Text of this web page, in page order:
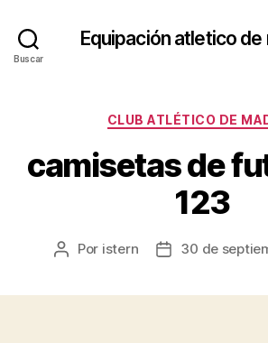
Buscar
Equipación atletico de
CLUB ATLÉTICO DE
camisetas de
123
Autor
Por istern
Fecha30 de